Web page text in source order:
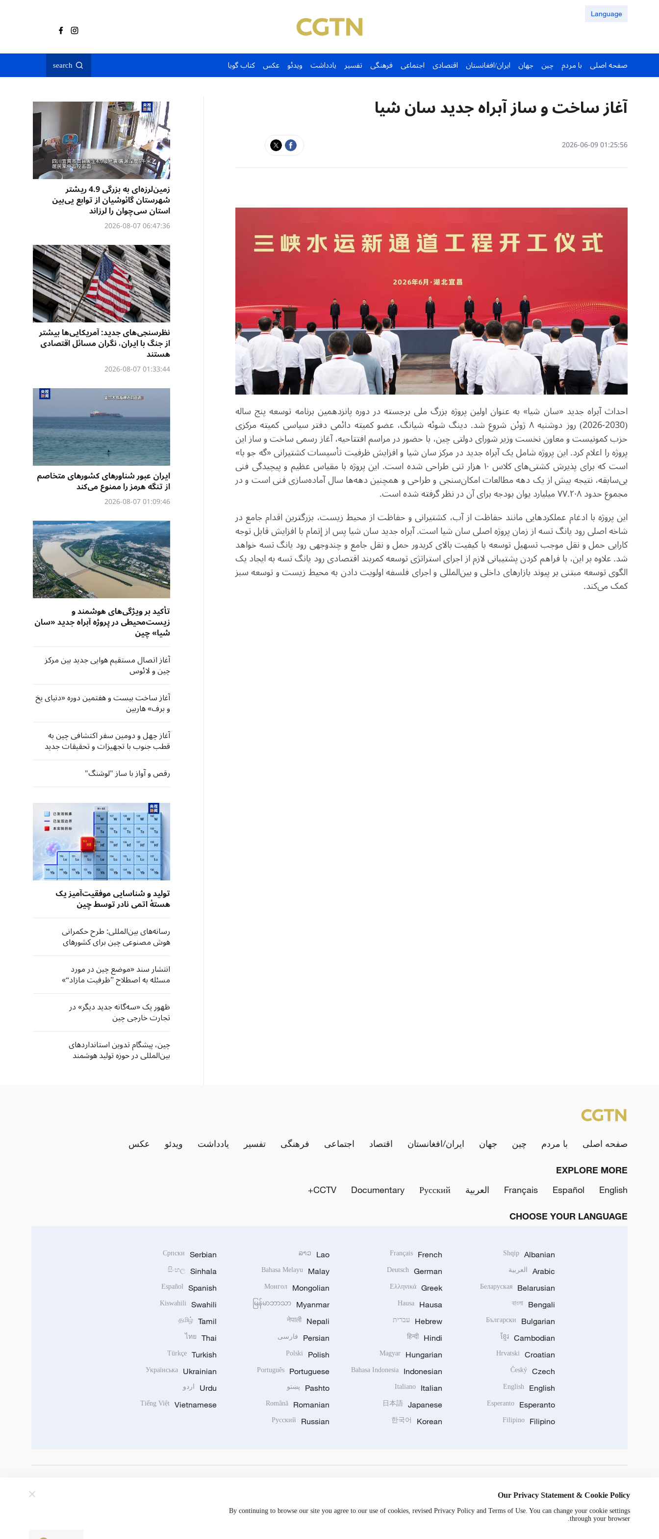
Language
صفحه اصلی با مردم چین جهان ایران/افغانستان اقتصادی اجتماعی فرهنگی تفسیر یادداشت ویدئو عکس کتاب گویا search
آغاز ساخت و ساز آبراه جدید سان شیا
01:25:56 2026-06-09
احداث آبراه جدید «سان شیا» به عنوان اولین پروژه بزرگ ملی برجسته در دوره پانزدهمین برنامه توسعه پنج ساله
(2030-2026) روز دوشنبه ۸ ژوئن شروع شد. دینگ شوئه شیانگ، عضو کمیته دائمی دفتر سیاسی کمیته مرکزی
حزب کمونیست و معاون نخست وزیر شورای دولتی چین، با حضور در مراسم افتتاحیه، آغاز رسمی ساخت و ساز این
پروژه را اعلام کرد. این پروژه شامل یک آبراه جدید در مرکز سان شیا و افزایش ظرفیت تأسیسات کشتیرانی «گه جو با»
است که برای پذیرش کشتی‌های کلاس ۱۰ هزار تنی طراحی شده است. این پروژه با مقیاس عظیم و پیچیدگی فنی
بی‌سابقه، نتیجه بیش از یک دهه مطالعات امکان‌سنجی و طراحی و همچنین دهه‌ها سال آماده‌سازی فنی است و در
مجموع حدود ۷۷.۲۰۸ میلیارد یوان بودجه برای آن در نظر گرفته شده است.
این پروژه با ادغام عملکردهایی مانند حفاظت از آب، کشتیرانی و حفاظت از محیط زیست، بزرگترین اقدام جامع در
شاخه اصلی رود یانگ تسه از زمان پروژه اصلی سان شیا است. آبراه جدید سان شیا پس از إتمام با افزایش قابل توجه
کارایی حمل و نقل موجب تسهیل توسعه با کیفیت بالای کریدور حمل و نقل جامع و چندوجهی رود یانگ تسه خواهد
شد. علاوه بر این، با فراهم کردن پشتیبانی لازم از اجرای استراتژی توسعه کمربند اقتصادی رود یانگ تسه به ایجاد یک
الگوی توسعه مبتنی بر پیوند بازارهای داخلی و بین‌المللی و اجرای فلسفه اولویت دادن به محیط زیست و توسعه سبز
کمک می‌کند.
زمین‌لرزه‌ای به بزرگی 4.9 ریشتر
شهرستان گائوشیان از توابع یی‌بین
استان سی‌چوان را لرزاند
06:47:36 2026-08-07
نظرسنجی‌‌های جدید: آمریکایی‌ها بیشتر
از جنگ با ایران، نگران مسائل اقتصادی
هستند
01:33:44 2026-08-07
ایران عبور شناورهای کشورهای متخاصم
از تنگه هرمز را ممنوع می‌کند
01:09:46 2026-08-07
تأکید بر ویژگی‌های هوشمند و
زیست‌محیطی در پروژه آبراه جدید «سان
شیا» چین
آغاز اتصال مستقیم هوایی جدید بین مرکز
چین و لائوس
آغاز ساخت بیست ‌و هفتمین دوره «دنیای یخ
و برف» هاربین
آغاز چهل و دومین سفر اکتشافی چین به
قطب جنوب با تجهیزات و تحقیقات جدید
رقص و آواز با ساز "لوشنگ"
تولید و شناسایی موفقیت‌آمیز یک
هستهٔ اتمی نادر توسط چین
رسانه‌های بین‌المللی: طرح حکمرانی
هوش مصنوعی چین برای کشورهای
جنوب جهانی فرصت‌های تازه‌ به ارمغان
می‌آورد
انتشار سند «موضع چین در مورد
مسئله به اصطلاح ”ظرفیت مازاد“»
ظهور یک «سه‌گانه جدید دیگر» در
تجارت خارجی چین
چین، پیشگام تدوین استانداردهای
بین‌المللی در حوزه تولید هوشمند
صفحه اصلی با مردم چین جهان ایران/افغانستان اقتصاد اجتماعی فرهنگی تفسیر یادداشت ویدئو عکس
EXPLORE MORE
English
Español
Français العربية Русский
Documentary
CCTV+
CHOOSE YOUR LANGUAGE
Albanian
Shqip
Arabic العربية
Belarusian
Беларуская
Bengali
বাংলা
Bulgarian
Български
Cambodian
ខ្មែរ
Croatian
Hrvatski
Czech
Český
English
English
Esperanto
Esperanto
Filipino
Filipino
French
Français
German
Deutsch
Greek
Ελληνικά
Hausa
Hausa
Hebrew עברית
Hindi
हिन्दी
Hungarian
Magyar
Indonesian
Bahasa Indonesia
Italian
Italiano
Japanese
日本語
Korean
한국어
Lao
ລາວ
Malay
Bahasa Melayu
Mongolian
Монгол
Myanmar
မြန်မာဘာသာ
Nepali
नेपाली
Persian فارسی
Polish
Polski
Portuguese
Português
Pashto پښتو
Romanian
Română
Russian
Русский
Serbian
Српски
Sinhala
සිංහල
Spanish
Español
Swahili
Kiswahili
Tamil
தமிழ்
Thai
ไทย
Turkish
Türkçe
Ukrainian
Українська
Urdu اردو
Vietnamese
Tiếng Việt
Our Privacy Statement & Cookie Policy
By continuing to browse our site you agree to our use of cookies, revised Privacy Policy and Terms of Use. You can change your cookie settings
through your browser.